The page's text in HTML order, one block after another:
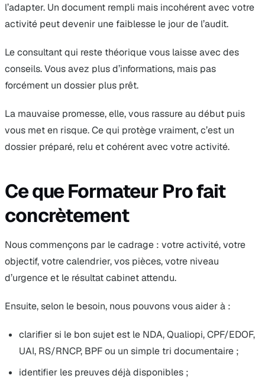
l’adapter. Un document rempli mais incohérent avec votre
activité peut devenir une faiblesse le jour de l’audit.
Le consultant qui reste théorique vous laisse avec des
conseils. Vous avez plus d’informations, mais pas
forcément un dossier plus prêt.
La mauvaise promesse, elle, vous rassure au début puis
vous met en risque. Ce qui protège vraiment, c’est un
dossier préparé, relu et cohérent avec votre activité.
Ce que Formateur Pro fait
concrètement
Nous commençons par le cadrage : votre activité, votre
objectif, votre calendrier, vos pièces, votre niveau
d’urgence et le résultat cabinet attendu.
Ensuite, selon le besoin, nous pouvons vous aider à :
clarifier si le bon sujet est le NDA, Qualiopi, CPF/EDOF,
UAI, RS/RNCP, BPF ou un simple tri documentaire ;
identifier les preuves déjà disponibles ;